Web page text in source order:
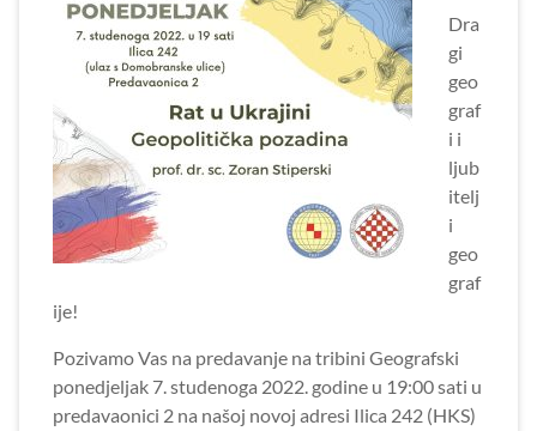
Dra
gi
geo
graf
i i
ljub
itelj
i
geo
graf
ije!
Pozivamo Vas na predavanje na tribini Geografski
ponedjeljak 7. studenoga 2022. godine u 19:00 sati u
predavaonici 2 na našoj novoj adresi Ilica 242 (HKS)